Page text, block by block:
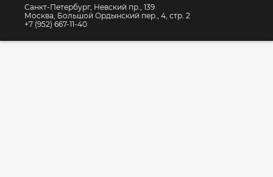
Санкт-Петербург, Невский пр., 139
Москва, Большой Ордынский пер., 4, стр. 2
+7 (952) 667-11-40